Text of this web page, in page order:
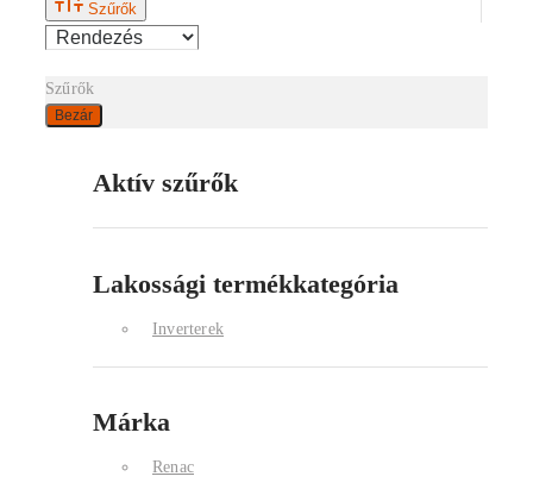
Szűrők
Szűrők
Bezár
Aktív szűrők
Lakossági termékkategória
Inverterek
Márka
Renac